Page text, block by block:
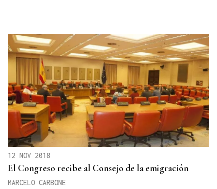
12 NOV 2018
El Congreso recibe al Consejo de la emigración
MARCELO CARBONE